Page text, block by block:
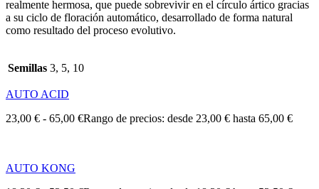
realmente hermosa, que puede sobrevivir en el círculo ártico gracias
a su ciclo de floración automático, desarrollado de forma natural
como resultado del proceso evolutivo.
Semillas 3, 5, 10
AUTO ACID
23,00 € - 65,00 €Rango de precios: desde 23,00 € hasta 65,00 €
AUTO KONG